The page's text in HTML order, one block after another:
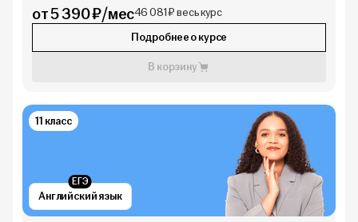
от 5 390 ₽/мес46 081 ₽ весь курс
Подробнее о курсе
В корзину
Английский язык
ЕГЭ
11 класс